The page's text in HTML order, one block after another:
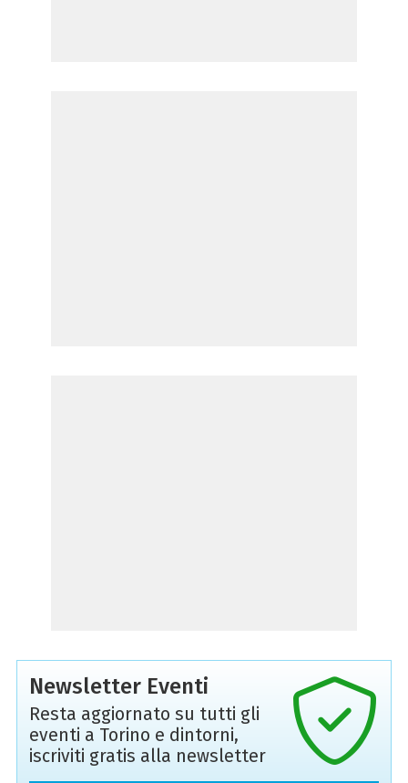
Newsletter Eventi
Resta aggiornato su tutti gli
eventi a Torino e dintorni,
iscriviti gratis alla newsletter